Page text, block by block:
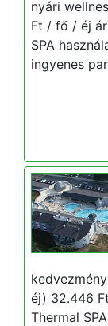
nyári
Ft / fő / éj
SPA
ingyenes
éj) 32.446
Thermal